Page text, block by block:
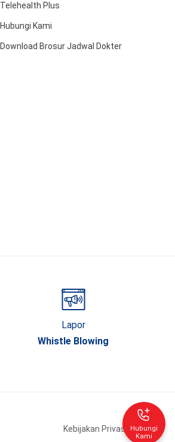
Hubungi
Kami
Telehealth Plus
Hubungi Kami
Download Brosur Jadwal Dokter
Lapor
Whistle Blowing
Kebijakan Privasi